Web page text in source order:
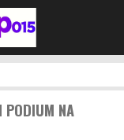
PODIUM NA